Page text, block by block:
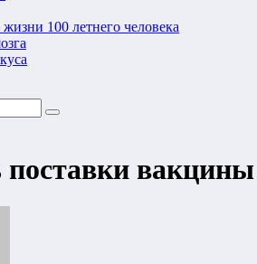
100 летнего человека